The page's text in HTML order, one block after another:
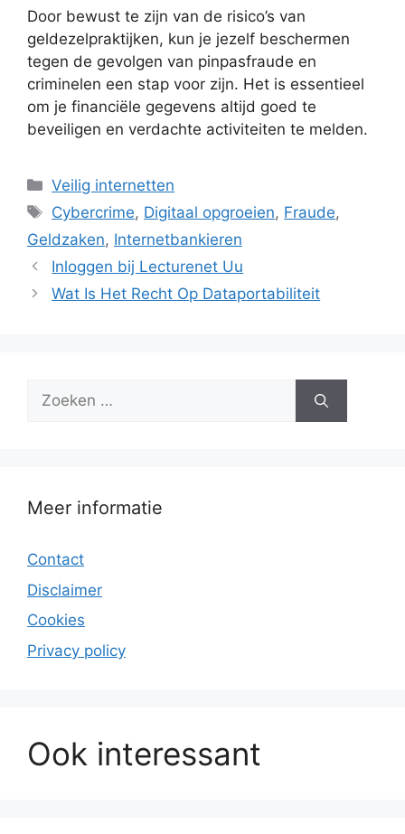
Door bewust te zijn van de risico’s van
geldezelpraktijken, kun je jezelf beschermen
tegen de gevolgen van pinpasfraude en
criminelen een stap voor zijn. Het is essentieel
om je financiële gegevens altijd goed te
beveiligen en verdachte activiteiten te melden.
Categorieën
Veilig internetten
Tags
Cybercrime, Digitaal opgroeien, Fraude,
Geldzaken, Internetbankieren
Inloggen bij Lecturenet Uu
Wat Is Het Recht Op Dataportabiliteit
Zoek
Meer informatie
Contact
Disclaimer
Cookies
Privacy policy
Ook interessant